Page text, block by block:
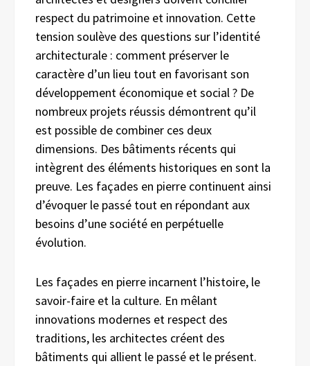
respect du patrimoine et innovation. Cette
tension soulève des questions sur l’identité
architecturale : comment préserver le
caractère d’un lieu tout en favorisant son
développement économique et social ? De
nombreux projets réussis démontrent qu’il
est possible de combiner ces deux
dimensions. Des bâtiments récents qui
intègrent des éléments historiques en sont la
preuve. Les façades en pierre continuent ainsi
d’évoquer le passé tout en répondant aux
besoins d’une société en perpétuelle
évolution.
Les façades en pierre incarnent l’histoire, le
savoir-faire et la culture. En mêlant
innovations modernes et respect des
traditions, les architectes créent des
bâtiments qui allient le passé et le présent.